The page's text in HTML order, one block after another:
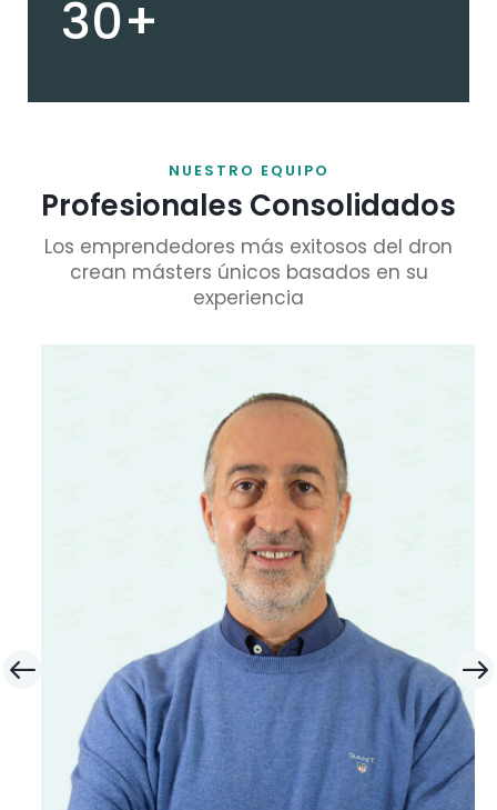
30+
NUESTRO EQUIPO
Profesionales Consolidados
Los emprendedores más exitosos del dron
crean másters únicos basados en su
experiencia